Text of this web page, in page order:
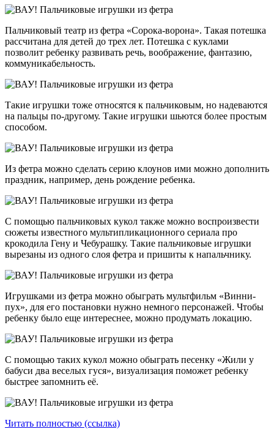
Пальчиковый театр из фетра «Сорока-ворона». Такая потешка
рассчитана для детей до трех лет. Потешка с куклами
позволит ребенку развивать речь, воображение, фантазию,
коммуникабельность.
Такие игрушки тоже относятся к пальчиковым, но надеваются
на пальцы по-другому. Такие игрушки шьются более простым
способом.
Из фетра можно сделать серию клоунов ими можно дополнить
праздник, например, день рождение ребенка.
С помощью пальчиковых кукол также можно воспроизвести
сюжеты известного мультипликационного сериала про
крокодила Гену и Чебурашку. Такие пальчиковые игрушки
вырезаны из одного слоя фетра и пришиты к напальчнику.
Игрушками из фетра можно обыграть мультфильм «Винни-
пух», для его постановки нужно немного персонажей. Чтобы
ребенку было еще интереснее, можно продумать локацию.
С помощью таких кукол можно обыграть песенку «Жили у
бабуси два веселых гуся», визуализация поможет ребенку
быстрее запомнить её.
Читать полностью (ссылка)